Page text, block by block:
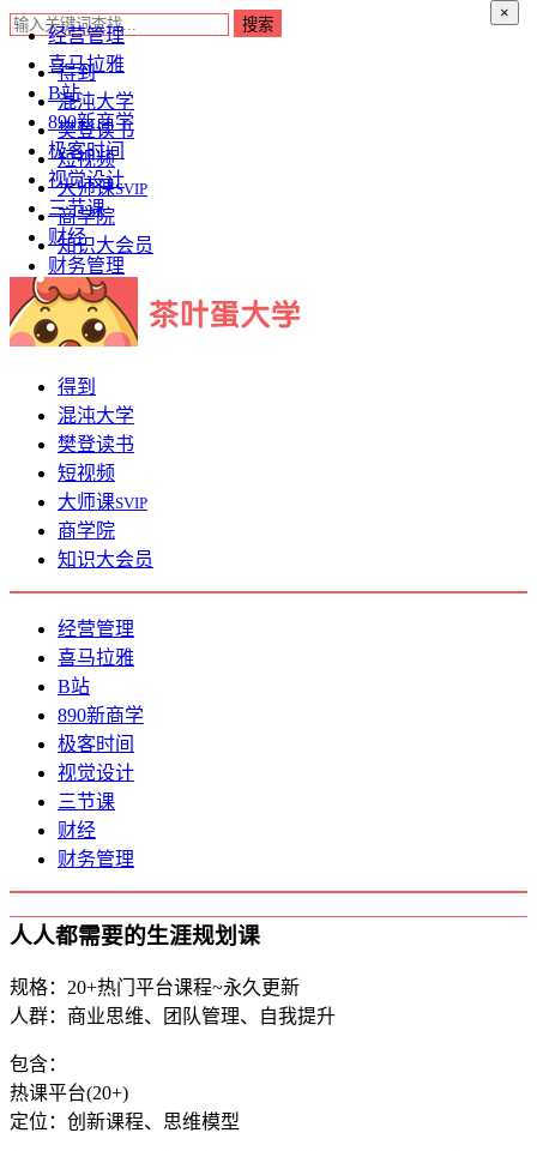
×
得到
混沌大学
樊登读书
短视频
大师课SVIP
商学院
知识大会员
得到
混沌大学
樊登读书
短视频
大师课SVIP
商学院
知识大会员
经营管理
喜马拉雅
B站
890新商学
极客时间
视觉设计
三节课
财经
财务管理
经营管理
喜马拉雅
B站
890新商学
极客时间
视觉设计
三节课
财经
财务管理
人人都需要的生涯规划课
规格：20+热门平台课程~永久更新
人群：商业思维、团队管理、自我提升
包含：
热课平台(20+)
定位：创新课程、思维模型